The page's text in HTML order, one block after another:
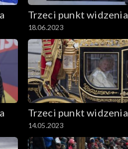
Trzeci punkt widzenia
18.06.2023
Trzeci punkt widzenia
14.05.2023